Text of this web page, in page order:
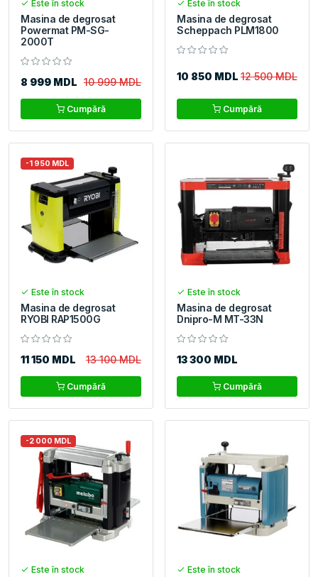
Este în stock
Masina de degrosat
Powermat PM-SG-
2000T
8 999 MDL 10 999 MDL
Cumpără
Este în stock
Masina de degrosat
Scheppach PLM1800
10 850 MDL 12 500 MDL
Cumpără
-1 950 MDL
Este în stock
Masina de degrosat
RYOBI RAP1500G
11 150 MDL 13 100 MDL
Cumpără
Este în stock
Masina de degrosat
Dnipro-M MT-33N
13 300 MDL
Cumpără
-2 000 MDL
Este în stock Este în stock